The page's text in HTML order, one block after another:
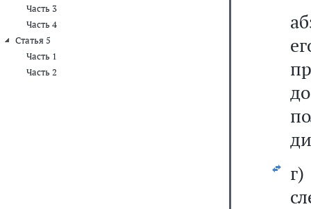
Часть 3
Часть 4
Статья 5
Часть 1
Часть 2